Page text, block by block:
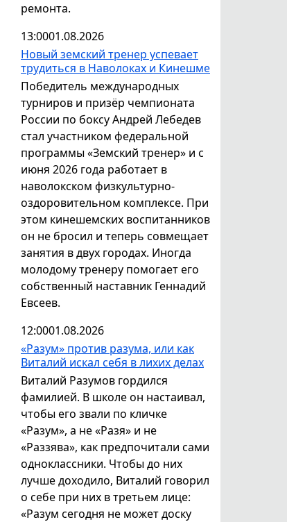
ремонта.
13:0001.08.2026
Новый земский тренер успевает
трудиться в Наволоках и Кинешме
Победитель международных
турниров и призёр чемпионата
России по боксу Андрей Лебедев
стал участником федеральной
программы «Земский тренер» и с
июня 2026 года работает в
наволокском физкультурно-
оздоровительном комплексе. При
этом кинешемских воспитанников
он не бросил и теперь совмещает
занятия в двух городах. Иногда
молодому тренеру помогает его
собственный наставник Геннадий
Евсеев.
12:0001.08.2026
«Разум» против разума, или как
Виталий искал себя в лихих делах
Виталий Разумов гордился
фамилией. В школе он настаивал,
чтобы его звали по кличке
«Разум», а не «Разя» и не
«Раззява», как предпочитали сами
одноклассники. Чтобы до них
лучше доходило, Виталий говорил
о себе при них в третьем лице:
«Разум сегодня не может доску